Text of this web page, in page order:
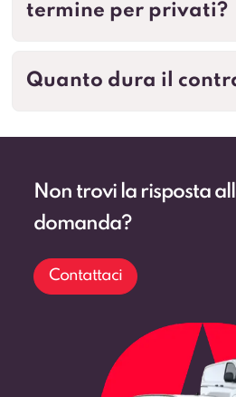
termine per privati?
Quanto dura il
Non trovi la risposta
domanda?
Contattaci